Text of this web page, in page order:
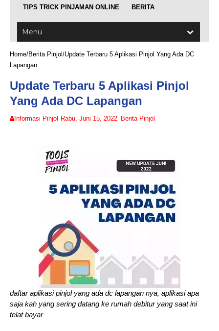
TIPS TRICK PINJAMAN ONLINE BERITA
Home/Berita Pinjol /Update Terbaru 5 Aplikasi Pinjol Yang Ada DC
Lapangan
Update Terbaru 5 Aplikasi Pinjol
Yang Ada DC Lapangan
Informasi Pinjol Rabu, Juni 15, 2022 Berita Pinjol
daftar aplikasi pinjol yang ada dc lapangan nya, aplikasi apa
saja kah yang sering datang ke rumah debitur yang saat ini
telat bayar